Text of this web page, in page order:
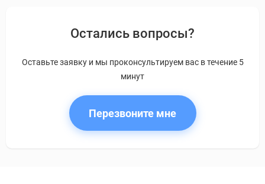
Остались вопросы?
Оставьте заявку и мы проконсультируем вас в течение 5
минут
Перезвоните мне